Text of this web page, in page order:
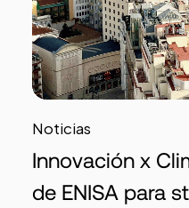
Noticias
Innovación x
de ENISA para